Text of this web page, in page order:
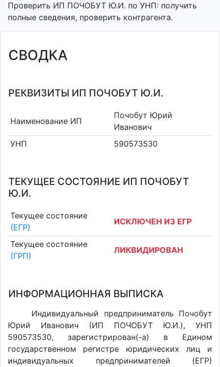
Проверить ИП ПОЧОБУТ Ю.И. по УНП: получить
полные сведения, проверить контрагента.
СВОДКА
РЕКВИЗИТЫ ИП ПОЧОБУТ Ю.И.
Наименование ИП
Почобут Юрий
Иванович
УНП
590573530
ТЕКУЩЕЕ СОСТОЯНИЕ ИП ПОЧОБУТ
Ю.И.
Текущее состояние
(ЕГР)
ИСКЛЮЧЕН ИЗ ЕГР
Текущее состояние
(ГРП)
ЛИКВИДИРОВАН
ИНФОРМАЦИОННАЯ ВЫПИСКА
Индивидуальный предприниматель Почобут
Юрий Иванович (ИП ПОЧОБУТ Ю.И.), УНП
590573530, зарегистрирован(-а) в Едином
государственном регистре юридических лиц и
индивидуальных предпринимателей (ЕГР)